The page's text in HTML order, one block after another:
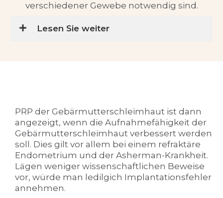
verschiedener Gewebe notwendig sind.
Lesen Sie weiter
PRP der Gebärmutterschleimhaut ist dann
angezeigt, wenn die Aufnahmefähigkeit der
Gebärmutterschleimhaut verbessert werden
soll. Dies gilt vor allem bei einem refraktäre
Endometrium und der Asherman-Krankheit.
Lägen weniger wissenschaftlichen Beweise
vor, würde man ledilgich Implantationsfehler
annehmen.